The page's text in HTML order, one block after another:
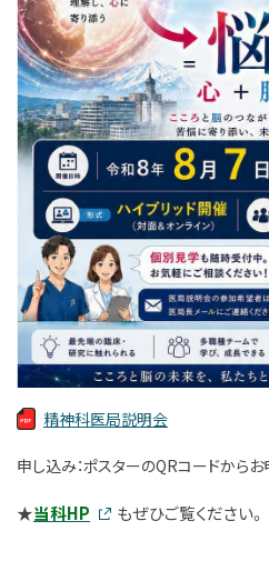
精神科医局説明会
申し込み：ポスターのQRコードからお
★当科HP もぜひご覧ください。